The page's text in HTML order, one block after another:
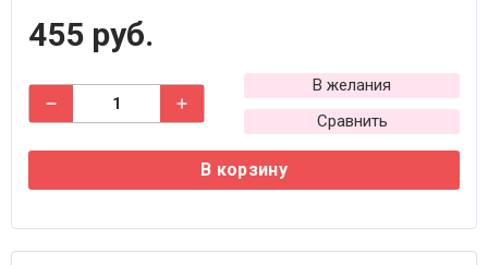
455 руб.
В желания
Сравнить
В корзину